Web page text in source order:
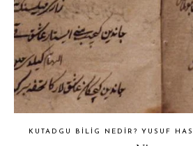
KUTADGU BILIG NEDIR? YUSUF